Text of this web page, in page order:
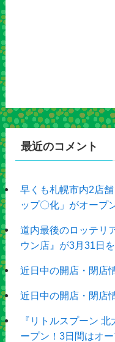
最近のコメント
早くも札幌市内2店
ップ〇化」がオープ
道内最後のロッテリ
ウン店』が3月31日
近日中の開店・閉店
近日中の開店・閉店
『リトルスプーン
ープン！3日間はオ